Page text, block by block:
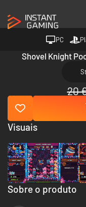
PC
Shovel Knight
20
Sobre o produto
Visuais